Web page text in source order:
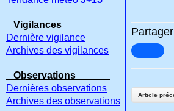
Article
Vigilances
Dernière vigilance
Archives des vigilances
Observations
Dernières observations
Archives des observations